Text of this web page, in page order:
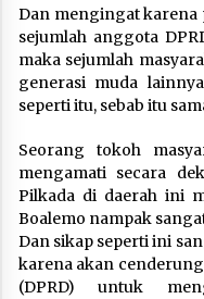
Dan mengingat karena
sejumlah anggota
maka sejumlah
generasi muda
seperti itu, sebab itu
Seorang tokoh
mengamati secara
Pilkada di daerah ini
Boalemo nampak
Dan sikap seperti ini
karena akan
(DPRD) untuk